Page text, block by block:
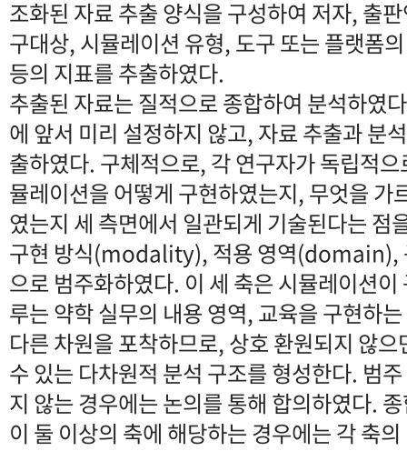
조화된 자료 추출 양식을 구성하여 저자, 출
구대상, 시뮬레이션 유형, 도구 또는 플랫폼
등의 지표를 추출하였다.
추출된 자료는 질적으로 종합하여 분석하였
에 앞서 미리 설정하지 않고, 자료 추출과 분
출하였다. 구체적으로, 각 연구자가 독립적
뮬레이션을 어떻게 구현하였는지, 무엇을 가
였는지 세 측면에서 일관되게 기술된다는 점
구현 방식(modality), 적용 영역(domain),
으로 범주화하였다. 이 세 축은 시뮬레이션
루는 약학 실무의 내용 영역, 교육을 구현하
다른 차원을 포착하므로, 상호 환원되지 않
수 있는 다차원적 분석 구조를 형성한다. 범
지 않는 경우에는 논의를 통해 합의하였다.
이 둘 이상의 축에 해당하는 경우에는 각 축